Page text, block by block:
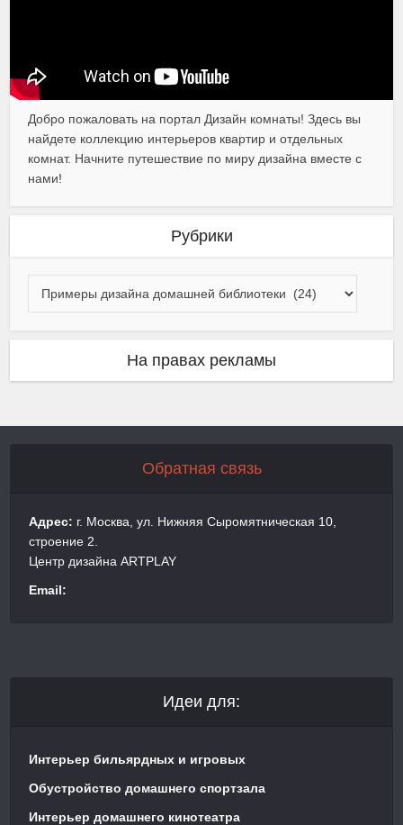
Добро пожаловать на портал Дизайн комнаты! Здесь вы
найдете коллекцию интерьеров квартир и отдельных
комнат. Начните путешествие по миру дизайна вместе с
нами!
Рубрики
На правах рекламы
Обратная связь
Адрес: г. Москва, ул. Нижняя Сыромятническая 10,
строение 2.
Центр дизайна ARTPLAY
Email:
Идеи для:
Интерьер бильярдных и игровых
Обустройство домашнего спортзала
Интерьер домашнего кинотеатра